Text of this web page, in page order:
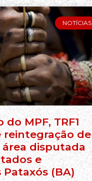
NOTÍCIAS
do MPF, TRF1
reintegração de
área disputada
e
(BA)